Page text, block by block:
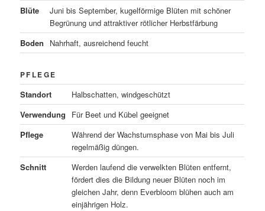
Blüte
Juni bis September, kugelförmige Blüten mit schöner
Begrünung und attraktiver rötlicher Herbstfärbung
Boden
Nahrhaft, ausreichend feucht
PFLEGE
Standort
Halbschatten, windgeschützt
Verwendung
Für Beet und Kübel geeignet
Pflege
Während der Wachstumsphase von Mai bis Juli
regelmäßig düngen.
Schnitt
Werden laufend die verwelkten Blüten entfernt,
fördert dies die Bildung neuer Blüten noch im
gleichen Jahr, denn Everbloom blühen auch am
einjährigen Holz.